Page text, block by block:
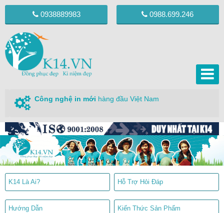
0938889983 0988.699.246
Công nghệ in mới hàng đầu Việt Nam
K14 Là Ai? Hỗ Trợ Hỏi Đáp
Hướng Dẫn Kiến Thức Sản Phẩm